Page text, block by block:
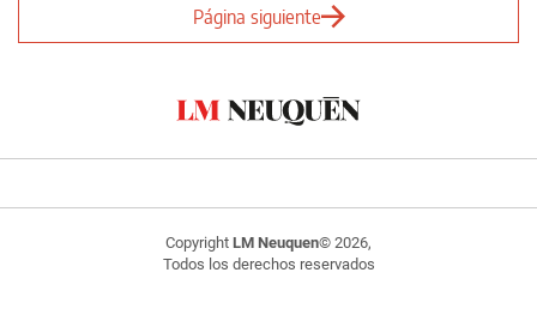
Página siguiente
Copyright LM Neuquen© 2026,
Todos los derechos reservados